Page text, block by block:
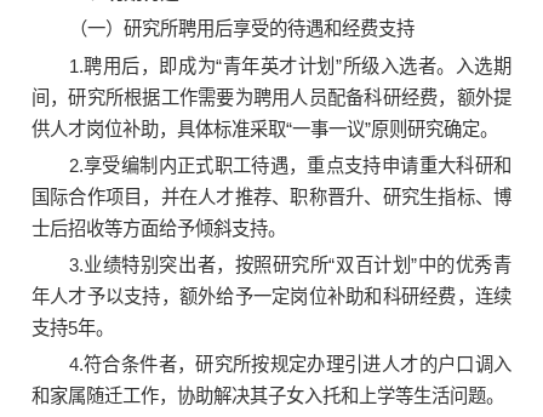
（一）研究所聘用后享受的待遇和经费支持
1.聘用后，即成为“青年英才计划”所级入选者。入选期
间，研究所根据工作需要为聘用人员配备科研经费，额外提
供人才岗位补助，具体标准采取“一事一议”原则研究确定。
2.享受编制内正式职工待遇，重点支持申请重大科研和
国际合作项目，并在人才推荐、职称晋升、研究生指标、博
士后招收等方面给予倾斜支持。
3.业绩特别突出者，按照研究所“双百计划”中的优秀青
年人才予以支持，额外给予一定岗位补助和科研经费，连续
支持5年。
4.符合条件者，研究所按规定办理引进人才的户口调入
和家属随迁工作，协助解决其子女入托和上学等生活问题。